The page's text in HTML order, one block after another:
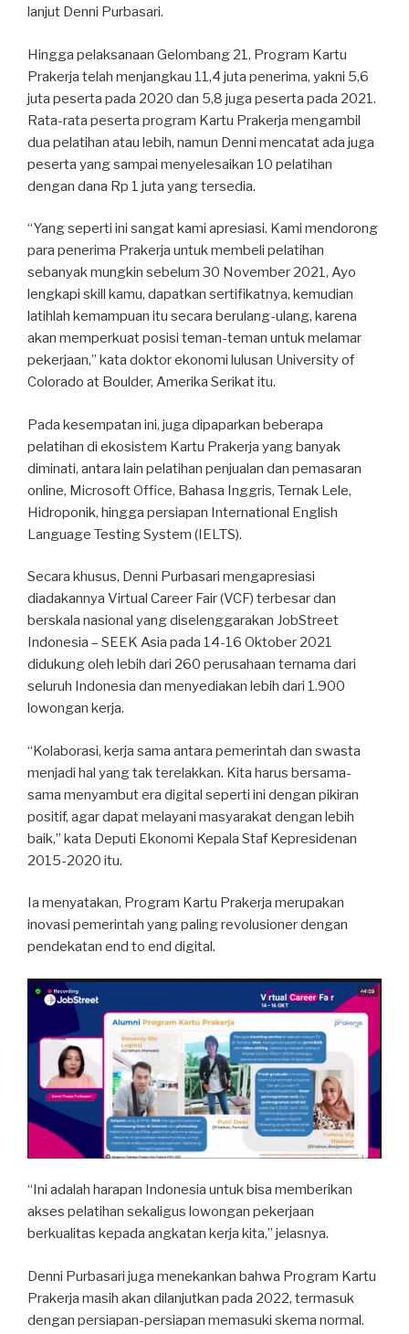
lanjut Denni Purbasari.
Hingga pelaksanaan Gelombang 21, Program Kartu
Prakerja telah menjangkau 11,4 juta penerima, yakni 5,6
juta peserta pada 2020 dan 5,8 juga peserta pada 2021.
Rata-rata peserta program Kartu Prakerja mengambil
dua pelatihan atau lebih, namun Denni mencatat ada juga
peserta yang sampai menyelesaikan 10 pelatihan
dengan dana Rp 1 juta yang tersedia.
“Yang seperti ini sangat kami apresiasi. Kami mendorong
para penerima Prakerja untuk membeli pelatihan
sebanyak mungkin sebelum 30 November 2021, Ayo
lengkapi skill kamu, dapatkan sertifikatnya, kemudian
latihlah kemampuan itu secara berulang-ulang, karena
akan memperkuat posisi teman-teman untuk melamar
pekerjaan,” kata doktor ekonomi lulusan University of
Colorado at Boulder, Amerika Serikat itu.
Pada kesempatan ini, juga dipaparkan beberapa
pelatihan di ekosistem Kartu Prakerja yang banyak
diminati, antara lain pelatihan penjualan dan pemasaran
online, Microsoft Office, Bahasa Inggris, Ternak Lele,
Hidroponik, hingga persiapan International English
Language Testing System (IELTS).
Secara khusus, Denni Purbasari mengapresiasi
diadakannya Virtual Career Fair (VCF) terbesar dan
berskala nasional yang diselenggarakan JobStreet
Indonesia – SEEK Asia pada 14-16 Oktober 2021
didukung oleh lebih dari 260 perusahaan ternama dari
seluruh Indonesia dan menyediakan lebih dari 1.900
lowongan kerja.
“Kolaborasi, kerja sama antara pemerintah dan swasta
menjadi hal yang tak terelakkan. Kita harus bersama-
sama menyambut era digital seperti ini dengan pikiran
positif, agar dapat melayani masyarakat dengan lebih
baik,” kata Deputi Ekonomi Kepala Staf Kepresidenan
2015-2020 itu.
Ia menyatakan, Program Kartu Prakerja merupakan
inovasi pemerintah yang paling revolusioner dengan
pendekatan end to end digital.
“Ini adalah harapan Indonesia untuk bisa memberikan
akses pelatihan sekaligus lowongan pekerjaan
berkualitas kepada angkatan kerja kita,” jelasnya.
Denni Purbasari juga menekankan bahwa Program Kartu
Prakerja masih akan dilanjutkan pada 2022, termasuk
dengan persiapan-persiapan memasuki skema normal.